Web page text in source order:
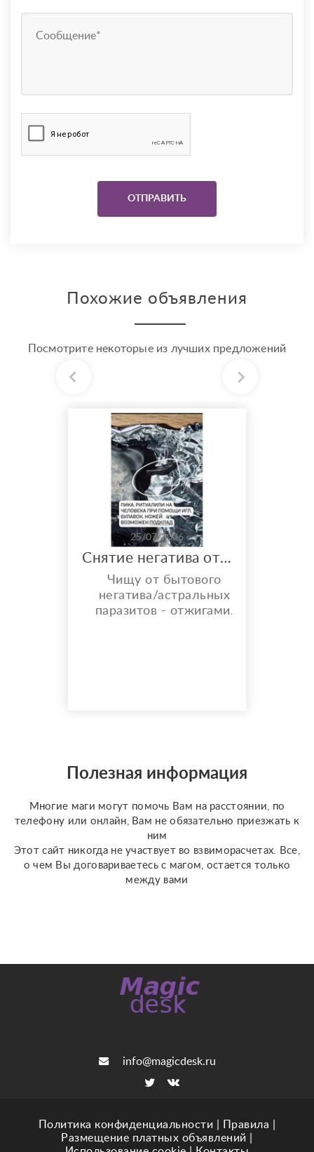
Похожие объявления
Посмотрите некоторые из лучших предложений
25/07/2026
Снятие негатива отжигами
Чищу от бытового
негатива/астральных
паразитов - отжигами.
связей с людьми или
прошлыми ситуациями. °
Полезная информация
Многие маги могут помочь Вам на расстоянии, по
телефону или онлайн, Вам не обязательно приезжать к
ним
Этот сайт никогда не участвует во взвиморасчетах. Все,
о чем Вы договариваетесь с магом, остается только
между вами
info@magicdesk.ru
Политика конфиденциальности Правила
Размещение платных объявлений